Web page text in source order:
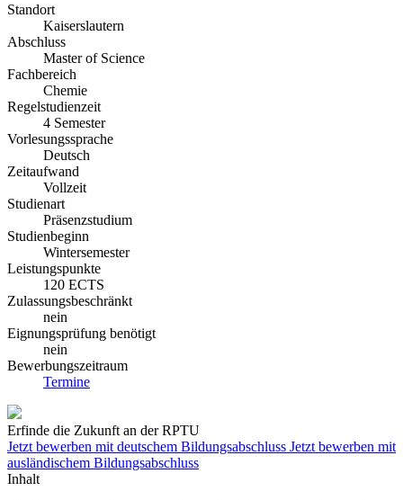
Standort
Kaiserslautern
Abschluss
Master of Science
Fachbereich
Chemie
Regelstudienzeit
4 Semester
Vorlesungssprache
Deutsch
Zeitaufwand
Vollzeit
Studienart
Präsenzstudium
Studienbeginn
Wintersemester
Leistungspunkte
120 ECTS
Zulassungsbeschränkt
nein
Eignungsprüfung benötigt
nein
Bewerbungszeitraum
Termine
Erfinde die Zukunft an der RPTU
Jetzt bewerben mit deutschem Bildungsabschluss Jetzt bewerben mit
ausländischem Bildungsabschluss
Inhalt